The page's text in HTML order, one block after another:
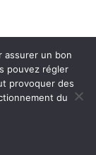
assurer un bon
pouvez régler
provoquer des
du